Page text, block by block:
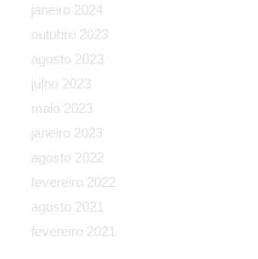
janeiro 2024
outubro 2023
agosto 2023
julho 2023
maio 2023
janeiro 2023
agosto 2022
fevereiro 2022
agosto 2021
fevereiro 2021